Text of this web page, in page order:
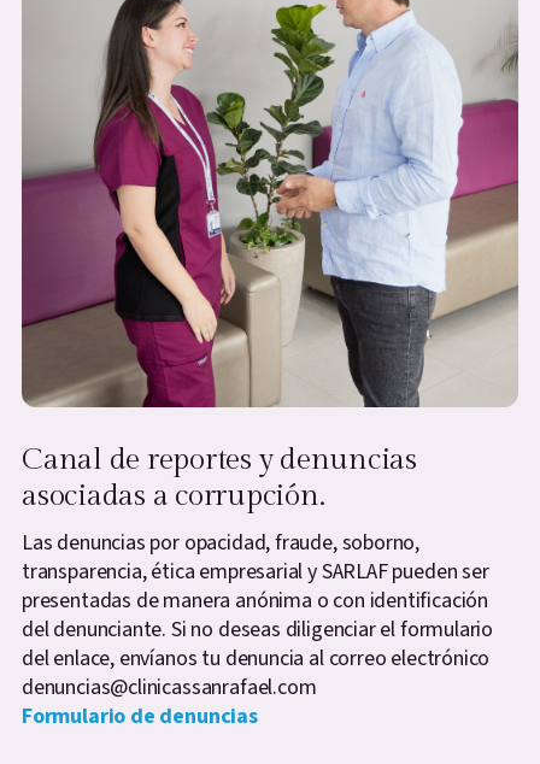
Canal de reportes y denuncias
asociadas a corrupción.
Las denuncias por opacidad, fraude, soborno,
transparencia, ética empresarial y SARLAF pueden ser
presentadas de manera anónima o con identificación
del denunciante. Si no deseas diligenciar el formulario
del enlace, envíanos tu denuncia al correo electrónico
denuncias@clinicassanrafael.com
Formulario de denuncias